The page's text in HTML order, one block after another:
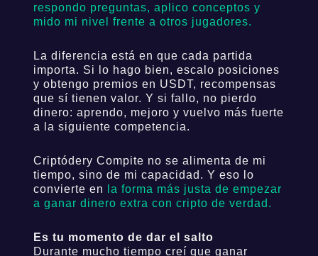
respondo preguntas, aplico conceptos y
mido mi nivel frente a otros jugadores.
La diferencia está en que cada partida
importa. Si lo hago bien, escalo posiciones
y obtengo premios en USDT, recompensas
que sí tienen valor. Y si fallo, no pierdo
dinero: aprendo, mejoro y vuelvo más fuerte
a la siguiente competencia.
Criptódery Compite no se alimenta de mi
tiempo, sino de mi capacidad. Y eso lo
convierte en
la forma más justa de empezar
a ganar dinero extra con cripto de verdad.
Es tu momento de dar el salto
Durante mucho tiempo creí que ganar